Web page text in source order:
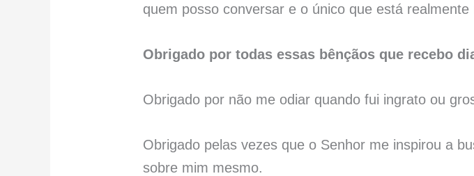
quem posso conversar e o único que está realmente
Obrigado por todas essas bênçãos que recebo
Obrigado por não me odiar quando fui ingrato ou
Obrigado pelas vezes que o Senhor me inspirou a
sobre mim mesmo.